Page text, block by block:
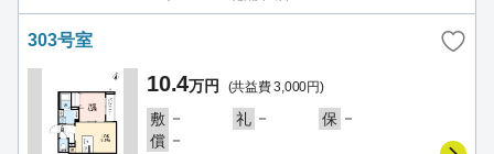
303号室
10.4万円 (共益費 3,000円)
敷 － 礼 － 保 －
償 －